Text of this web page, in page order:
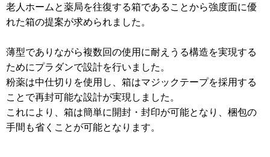
老人ホームと薬局を往復する箱であることから強度面に優
れた箱の提案が求められました。
薄型でありながら複数回の使用に耐えうる構造を実現する
ためにプラダンで設計を行いました。
粉薬は中仕切りを使用し、箱はマジックテープを採用する
ことで再封可能な設計が実現しました。
これにより、箱は簡単に開封・封印が可能となり、梱包の
手間も省くことが可能となります。